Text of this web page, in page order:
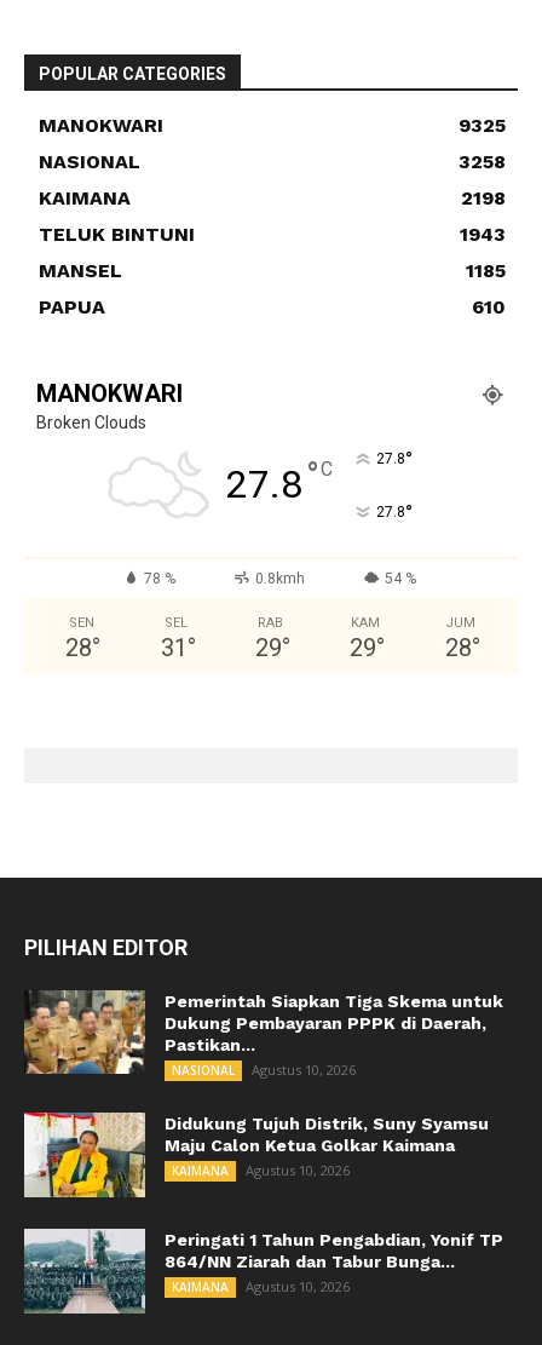
POPULAR CATEGORIES
MANOKWARI
9325
NASIONAL
3258
KAIMANA
2198
TELUK BINTUNI
1943
MANSEL
1185
PAPUA
610
MANOKWARI
Broken Clouds
27.8°C 27.8°
27.8°
78 % 0.8kmh 54 %
SEN
28°
SEL
31 °
RAB
29°
KAM
29°
JUM
28°
PILIHAN EDITOR
Pemerintah Siapkan Tiga Skema untuk
Dukung Pembayaran PPPK di Daerah,
Pastikan...
NASIONAL Agustus 10, 2026
Didukung Tujuh Distrik, Suny Syamsu
Maju Calon Ketua Golkar Kaimana
KAIMANA Agustus 10, 2026
Peringati 1 Tahun Pengabdian, Yonif TP
864/NN Ziarah dan Tabur Bunga...
KAIMANA Agustus 10, 2026